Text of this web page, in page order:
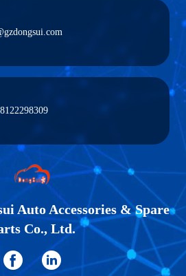
Auto Accessories & Spare
Co., Ltd.